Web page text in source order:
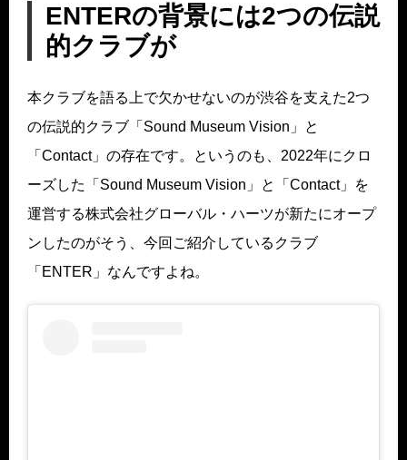
ENTERの背景には2つの伝説
的クラブが
本クラブを語る上で欠かせないのが渋谷を支えた2つ
の伝説的クラブ「Sound Museum Vision」と
「Contact」の存在です。というのも、2022年にクロ
ーズした「Sound Museum Vision」と「Contact」を
運営する株式会社グローバル・ハーツが新たにオープ
ンしたのがそう、今回ご紹介しているクラブ
「ENTER」なんですよね。